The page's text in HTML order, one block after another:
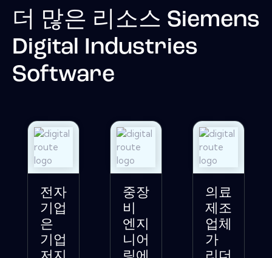
더 많은 리소스 Siemens
Digital Industries
Software
전자
기업
은
기업
중장
비
엔지
니어
의료
제조
업체
가